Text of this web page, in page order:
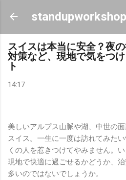
スキップしてメイン コ
スイスは本当に安全？夜
対策など、現地で気をつ
ト
14:17
美しいアルプス山脈や湖、中世の
スイス。一生に一度は訪れてみた
くの人を惹きつけてやみません。
現地で快適に過ごせるかどうか、
多いのではないでしょうか。